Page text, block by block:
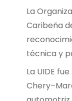
La
Caribeña
técnica y
La UIDE